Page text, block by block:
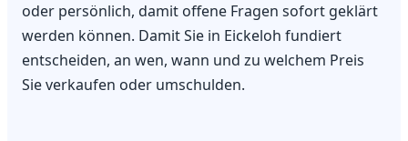
oder persönlich, damit offene Fragen sofort geklärt
werden können. Damit Sie in Eickeloh fundiert
entscheiden, an wen, wann und zu welchem Preis
Sie verkaufen oder umschulden.